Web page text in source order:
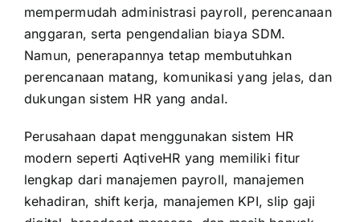
mempermudah administrasi payroll, perencanaan
anggaran, serta pengendalian biaya SDM.
Namun, penerapannya tetap membutuhkan
perencanaan matang, komunikasi yang jelas, dan
dukungan sistem HR yang andal.
Perusahaan dapat menggunakan sistem HR
modern seperti AqtiveHR yang memiliki fitur
lengkap dari manajemen payroll, manajemen
kehadiran, shift kerja, manajemen KPI, slip gaji